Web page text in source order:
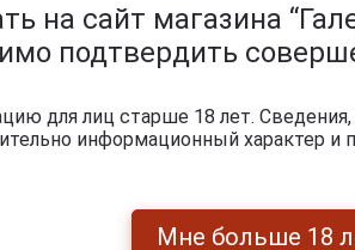
отзыв:
на сайт магазина
подтвердить
для лиц старше 18 лет.
информационный характер и
Мне больше 18